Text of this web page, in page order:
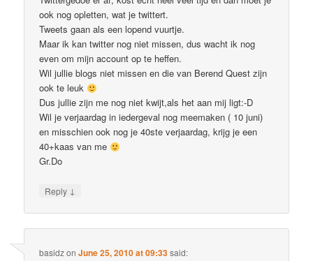
ook nog opletten, wat je twittert.
Tweets gaan als een lopend vuurtje.
Maar ik kan twitter nog niet missen, dus wacht ik nog
even om mijn account op te heffen.
Wil jullie blogs niet missen en die van Berend Quest zijn
ook te leuk
Dus jullie zijn me nog niet kwijt,als het aan mij ligt:-D
Wil je verjaardag in iedergeval nog meemaken ( 10 juni)
en misschien ook nog je 40ste verjaardag, krijg je een
40+kaas van me
Gr.Do
Reply ↓
basidzonJune 25, 2010 at 09:33said: